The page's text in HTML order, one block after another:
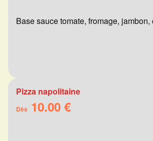
Base sauce tomate, fromage,
Pizza napolitaine
Dès 10.00 €